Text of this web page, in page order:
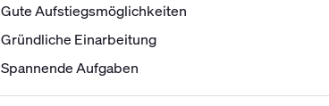
Gute Aufstiegsmöglichkeiten
Gründliche Einarbeitung
Spannende Aufgaben